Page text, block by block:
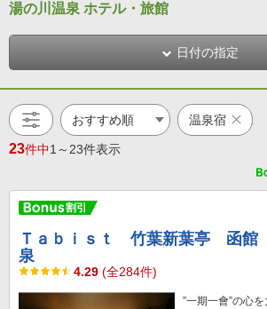
湯の川温泉 ホテル・旅館
日付の指定
温泉宿
23件中1～23件表示
Ｔａｂｉｓｔ 竹葉新葉亭 函館
泉
4.29 (全284件)
”一期一會”の心